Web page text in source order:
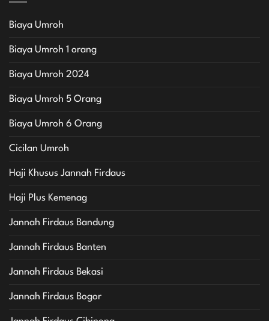
Biaya Umroh
Biaya Umroh 1 orang
Biaya Umroh 2024
Biaya Umroh 5 Orang
Biaya Umroh 6 Orang
Cicilan Umroh
Haji Khusus Jannah Firdaus
Haji Plus Kemenag
Jannah Firdaus Bandung
Jannah Firdaus Banten
Jannah Firdaus Bekasi
Jannah Firdaus Bogor